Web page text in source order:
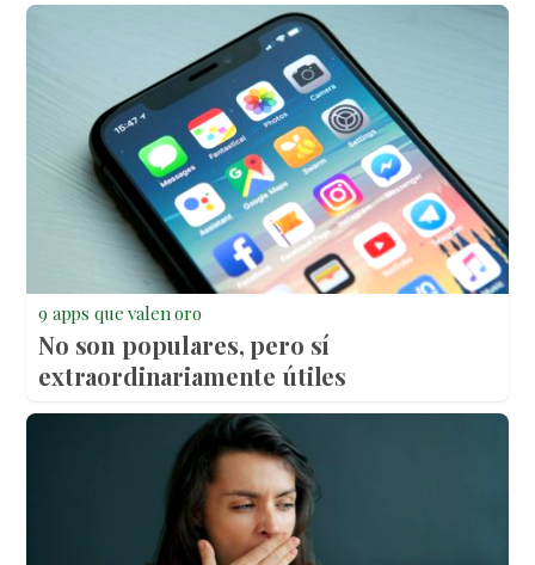
9 apps que valen oro
No son populares, pero sí
extraordinariamente útiles